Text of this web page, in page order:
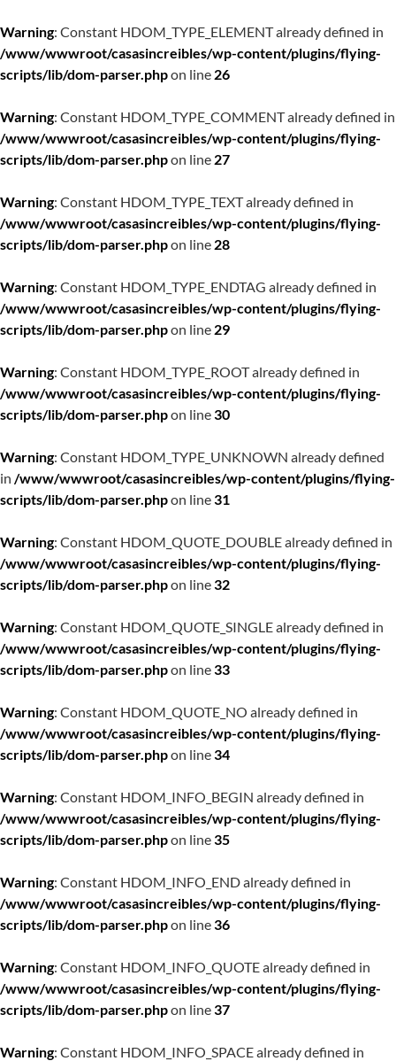
Warning: Constant HDOM_TYPE_ELEMENT already defined in
/www/wwwroot/casasincreibles/wp-content/plugins/flying-
scripts/lib/dom-parser.phpon line 26
Warning: Constant HDOM_TYPE_COMMENT already defined in
/www/wwwroot/casasincreibles/wp-content/plugins/flying-
scripts/lib/dom-parser.phpon line 27
Warning: Constant HDOM_TYPE_TEXT already defined in
/www/wwwroot/casasincreibles/wp-content/plugins/flying-
scripts/lib/dom-parser.phpon line 28
Warning: Constant HDOM_TYPE_ENDTAG already defined in
/www/wwwroot/casasincreibles/wp-content/plugins/flying-
scripts/lib/dom-parser.phpon line 29
Warning: Constant HDOM_TYPE_ROOT already defined in
/www/wwwroot/casasincreibles/wp-content/plugins/flying-
scripts/lib/dom-parser.phpon line30
Warning: Constant HDOM_TYPE_UNKNOWN already defined
in /www/wwwroot/casasincreibles/wp-content/plugins/flying-
scripts/lib/dom-parser.phpon line31
Warning: Constant HDOM_QUOTE_DOUBLE already defined in
/www/wwwroot/casasincreibles/wp-content/plugins/flying-
scripts/lib/dom-parser.phpon line32
Warning: Constant HDOM_QUOTE_SINGLE already defined in
/www/wwwroot/casasincreibles/wp-content/plugins/flying-
scripts/lib/dom-parser.phpon line33
Warning: Constant HDOM_QUOTE_NO already defined in
/www/wwwroot/casasincreibles/wp-content/plugins/flying-
scripts/lib/dom-parser.phpon line34
Warning: Constant HDOM_INFO_BEGIN already defined in
/www/wwwroot/casasincreibles/wp-content/plugins/flying-
scripts/lib/dom-parser.phpon line35
Warning: Constant HDOM_INFO_END already defined in
/www/wwwroot/casasincreibles/wp-content/plugins/flying-
scripts/lib/dom-parser.phpon line36
Warning: Constant HDOM_INFO_QUOTE already defined in
/www/wwwroot/casasincreibles/wp-content/plugins/flying-
scripts/lib/dom-parser.phpon line37
Warning: Constant HDOM_INFO_SPACE already defined in